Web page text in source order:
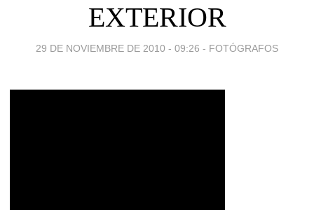
EXTERIOR
29 DE NOVIEMBRE DE 2010 - 09:26 - FOTÓGRAFOS